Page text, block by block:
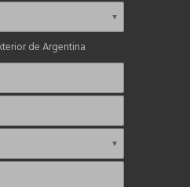
de Argentina